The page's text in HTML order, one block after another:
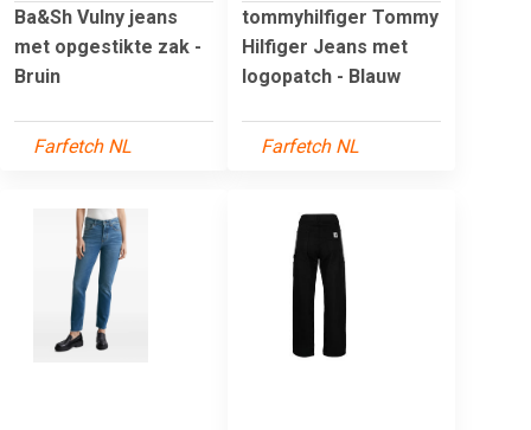
Ba&Sh Vulny jeans
met opgestikte zak -
Bruin
Farfetch NL
tommyhilfiger Tommy
Hilfiger Jeans met
logopatch - Blauw
Farfetch NL